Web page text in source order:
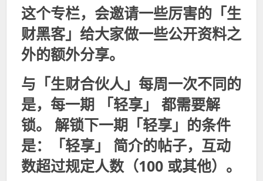
这个专栏，会邀请一些厉害的「生
财黑客」给大家做一些公开资料之
外的额外分享。
与「生财合伙人」每周一次不同的
是，每一期 「轻享」 都需要解
锁。 解锁下一期「轻享」的条件
是：「轻享」 简介的帖子，互动
数超过规定人数（100 或其他）。